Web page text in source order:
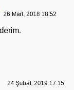
26 Mart, 2018 18:52
24 Şubat, 2019 17:15